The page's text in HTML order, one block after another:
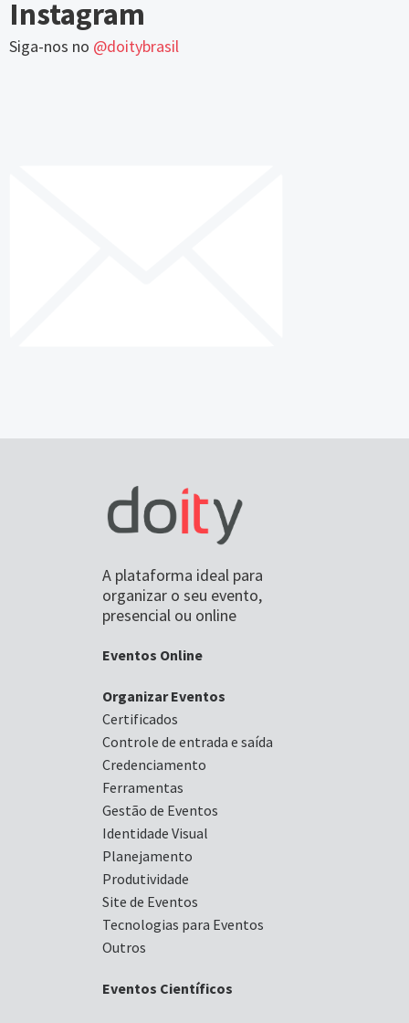
Instagram
Siga-nos no @doitybrasil
A plataforma ideal para
organizar o seu evento,
presencial ou online
Eventos Online
Organizar Eventos
Certificados
Controle de entrada e saída
Credenciamento
Ferramentas
Gestão de Eventos
Identidade Visual
Planejamento
Produtividade
Site de Eventos
Tecnologias para Eventos
Outros
Eventos Científicos